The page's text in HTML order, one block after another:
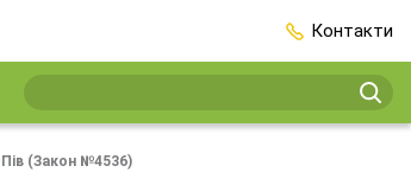
Контакти
(Закон №4536)